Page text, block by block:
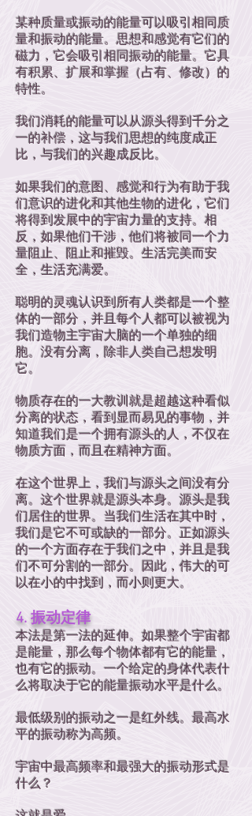
某种质量或振动的能量可以吸引相同质
量和振动的能量。思想和感觉有它们的
磁力，它会吸引相同振动的能量。它具
有积累、扩展和掌握（占有、修改）的
特性。
我们消耗的能量可以从源头得到千分之
一的补偿，这与我们思想的纯度成正
比，与我们的兴趣成反比。
如果我们的意图、感觉和行为有助于我
们意识的进化和其他生物的进化，它们
将得到发展中的宇宙力量的支持。相
反，如果他们干涉，他们将被同一个力
量阻止、阻止和摧毁。生活完美而安
全，生活充满爱。
聪明的灵魂认识到所有人类都是一个整
体的一部分，并且每个人都可以被视为
我们造物主宇宙大脑的一个单独的细
胞。没有分离，除非人类自己想发明
它。
物质存在的一大教训就是超越这种看似
分离的状态，看到显而易见的事物，并
知道我们是一个拥有源头的人，不仅在
物质方面，而且在精神方面。
在这个世界上，我们与源头之间没有分
离。这个世界就是源头本身。源头是我
们居住的世界。当我们生活在其中时，
我们是它不可或缺的一部分。正如源头
的一个方面存在于我们之中，并且是我
们不可分割的一部分。因此，伟大的可
以在小的中找到，而小则更大。
4. 振动定律
本法是第一法的延伸。如果整个宇宙都
是能量，那么每个物体都有它的能量，
也有它的振动。一个给定的身体代表什
么将取决于它的能量振动水平是什么。
最低级别的振动之一是红外线。最高水
平的振动称为高频。
宇宙中最高频率和最强大的振动形式是
什么？